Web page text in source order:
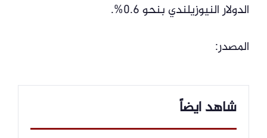
الدولار النيوزيلندي بنحو 0.6%.
المصدر:
شاهد ايضاً